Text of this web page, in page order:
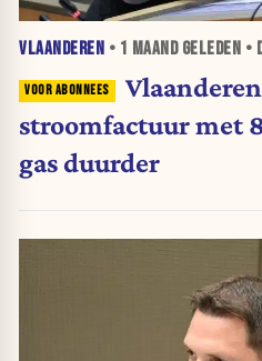
VLAANDEREN • 1 MAANDGELEDEN •
stroomfactuur met
gas duurder